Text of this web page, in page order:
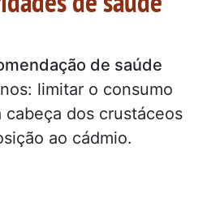
de saúde
limitar o consumo
cabeça dos crustáceos
ao cádmio.